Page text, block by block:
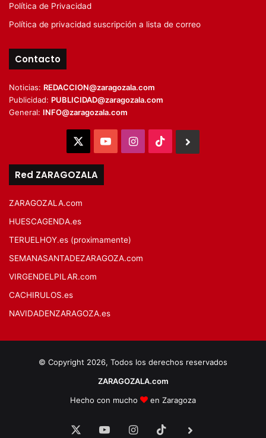
Política de Privacidad
Política de privacidad suscripción a lista de correo
Contacto
Noticias: REDACCION@zaragozala.com
Publicidad: PUBLICIDAD@zaragozala.com
General: INFO@zaragozala.com
YouTubeInstagram
TikTok
Red ZARAGOZALA
ZARAGOZALA.com
HUESCAGENDA.es
TERUELHOY.es (proximamente)
SEMANASANTADEZARAGOZA.com
VIRGENDELPILAR.com
CACHIRULOS.es
NAVIDADENZARAGOZA.es
© Copyright 2026, Todos los derechos reservados
ZARAGOZALA.com
Hecho con mucho
en Zaragoza
YouTubeInstagram
TikTok